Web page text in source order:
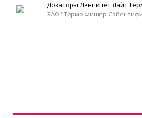
Дозаторы Ленпипет Лайт
ЗАО "Термо Фишер